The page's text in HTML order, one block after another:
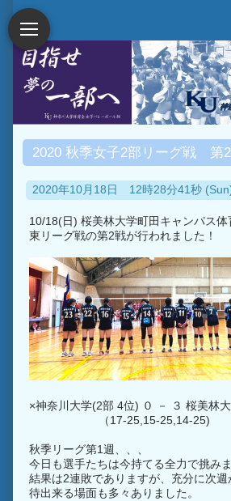
2020 秋季女子2部リーグ戦 第2
2020年10月18日 12時28分41秒
10/18(日) 桜美林大学町田キャンパス
東リーグ戦の第2戦が行われました！
×神奈川大学(2部 4位) ０ － ３ 桜美林
（17-25,15-25,14-25)
秋季リーグ第1週、、、
今日も選手たちは今持てる全力で挑みま
結果は2連敗でありますが、充分に次
待出来る場面も多々ありました。